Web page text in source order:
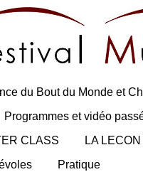
du Bout du Monde et
Programmes et vidéo
CLASS
LA
Pratique